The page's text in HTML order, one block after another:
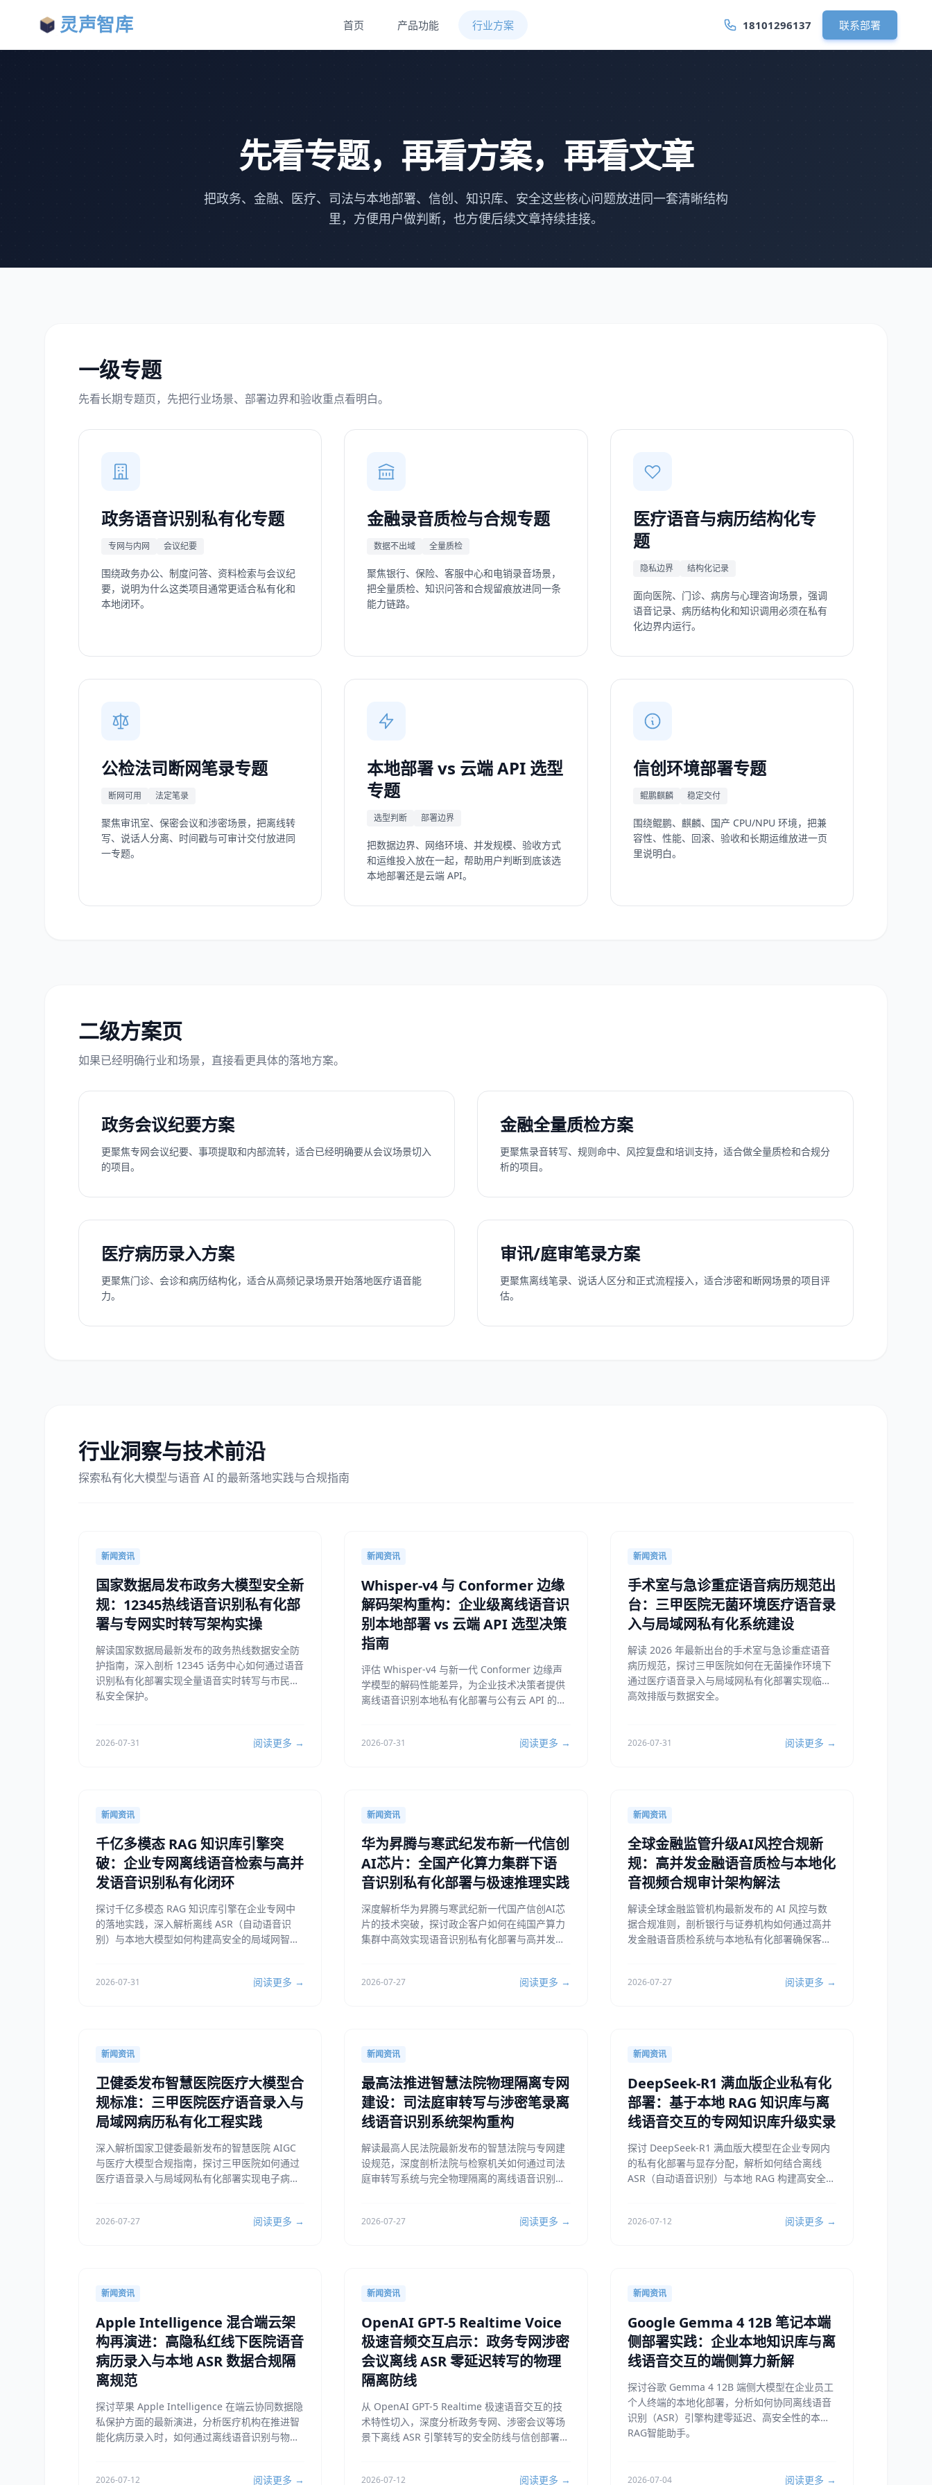
灵声智库 首页 产品功能 行业方案 18101296137 联系部署
先看专题，再看方案，再看文章
把政务、金融、医疗、司法与本地部署、信创、知识库、安全这些核心问题放进同一套清晰结构
里，方便用户做判断，也方便后续文章持续挂接。
一级专题
先看长期专题页，先把行业场景、部署边界和验收重点看明白。
政务语音识别私有化专题
专网与内网 会议纪要
围绕政务办公、制度问答、资料检索与会议纪
要，说明为什么这类项目通常更适合私有化和
本地闭环。
金融录音质检与合规专题
数据不出域 全量质检
聚焦银行、保险、客服中心和电销录音场景，
把全量质检、知识问答和合规留痕放进同一条
能力链路。
医疗语音与病历结构化专
题
隐私边界 结构化记录
面向医院、门诊、病房与心理咨询场景，强调
语音记录、病历结构化和知识调用必须在私有
化边界内运行。
公检法司断网笔录专题
断网可用 法定笔录
聚焦审讯室、保密会议和涉密场景，把离线转
写、说话人分离、时间戳与可审计交付放进同
一专题。
本地部署 vs 云端 API 选型
专题
选型判断 部署边界
把数据边界、网络环境、并发规模、验收方式
和运维投入放在一起，帮助用户判断到底该选
本地部署还是云端 API。
信创环境部署专题
鲲鹏麒麟 稳定交付
围绕鲲鹏、麒麟、国产 CPU/NPU 环境，把兼
容性、性能、回滚、验收和长期运维放进一页
里说明白。
二级方案页
如果已经明确行业和场景，直接看更具体的落地方案。
政务会议纪要方案
更聚焦专网会议纪要、事项提取和内部流转，适合已经明确要从会议场景切入
的项目。
金融全量质检方案
更聚焦录音转写、规则命中、风控复盘和培训支持，适合做全量质检和合规分
析的项目。
医疗病历录入方案
更聚焦门诊、会诊和病历结构化，适合从高频记录场景开始落地医疗语音能
力。
审讯/庭审笔录方案
更聚焦离线笔录、说话人区分和正式流程接入，适合涉密和断网场景的项目评
估。
行业洞察与技术前沿
探索私有化大模型与语音 AI 的最新落地实践与合规指南
新闻资讯
国家数据局发布政务大模型安全新
规：12345热线语音识别私有化部
署与专网实时转写架构实操
解读国家数据局最新发布的政务热线数据安全防
护指南，深入剖析 12345 话务中心如何通过语音
识别私有化部署实现全量语音实时转写与市民隐
私安全保护。
2026-07-31 阅读更多 →
新闻资讯
Whisper-v4 与 Conformer 边缘
解码架构重构：企业级离线语音识
别本地部署 vs 云端 API 选型决策
指南
评估 Whisper-v4 与新一代 Conformer 边缘声
学模型的解码性能差异，为企业技术决策者提供
离线语音识别本地私有化部署与公有云 API 的选
2026-07-31 阅读更多 →
新闻资讯
手术室与急诊重症语音病历规范出
台：三甲医院无菌环境医疗语音录
入与局域网私有化系统建设
解读 2026 年最新出台的手术室与急诊重症语音
病历规范，探讨三甲医院如何在无菌操作环境下
通过医疗语音录入与局域网私有化部署实现临床
高效排版与数据安全。
2026-07-31 阅读更多 →
新闻资讯
千亿多模态 RAG 知识库引擎突
破：企业专网离线语音检索与高并
发语音识别私有化闭环
探讨千亿多模态 RAG 知识库引擎在企业专网中
的落地实践，深入解析离线 ASR（自动语音识
别）与本地大模型如何构建高安全的局域网智能
2026-07-31 阅读更多 →
新闻资讯
华为昇腾与寒武纪发布新一代信创
AI芯片：全国产化算力集群下语
音识别私有化部署与极速推理实践
深度解析华为昇腾与寒武纪新一代国产信创AI芯
片的技术突破，探讨政企客户如何在纯国产算力
集群中高效实现语音识别私有化部署与高并发离
2026-07-27 阅读更多 →
新闻资讯
全球金融监管升级AI风控合规新
规：高并发金融语音质检与本地化
音视频合规审计架构解法
解读全球金融监管机构最新发布的 AI 风控与数
据合规准则，剖析银行与证券机构如何通过高并
发金融语音质检系统与本地私有化部署确保客户
2026-07-27 阅读更多 →
新闻资讯
卫健委发布智慧医院医疗大模型合
规标准：三甲医院医疗语音录入与
局域网病历私有化工程实践
深入解析国家卫健委最新发布的智慧医院 AIGC
与医疗大模型合规指南，探讨三甲医院如何通过
医疗语音录入与局域网私有化部署实现电子病历
2026-07-27 阅读更多 →
新闻资讯
最高法推进智慧法院物理隔离专网
建设：司法庭审转写与涉密笔录离
线语音识别系统架构重构
解读最高人民法院最新发布的智慧法院与专网建
设规范，深度剖析法院与检察机关如何通过司法
庭审转写系统与完全物理隔离的离线语音识别实
2026-07-27 阅读更多 →
新闻资讯
DeepSeek-R1 满血版企业私有化
部署：基于本地 RAG 知识库与离
线语音交互的专网知识库升级实录
探讨 DeepSeek-R1 满血版大模型在企业专网内
的私有化部署与显存分配，解析如何结合离线
ASR（自动语音识别）与本地 RAG 构建高安全性
2026-07-12 阅读更多 →
新闻资讯
Apple Intelligence 混合端云架
构再演进：高隐私红线下医院语音
病历录入与本地 ASR 数据合规隔
离规范
探讨苹果 Apple Intelligence 在端云协同数据隐
私保护方面的最新演进，分析医疗机构在推进智
能化病历录入时，如何通过离线语音识别与物理
2026-07-12 阅读更多 →
新闻资讯
OpenAI GPT-5 Realtime Voice
极速音频交互启示：政务专网涉密
会议离线 ASR 零延迟转写的物理
隔离防线
从 OpenAI GPT-5 Realtime 极速语音交互的技
术特性切入，深度分析政务专网、涉密会议等场
景下离线 ASR 引擎转写的安全防线与信创部署实
2026-07-12 阅读更多 →
新闻资讯
Google Gemma 4 12B 笔记本端
侧部署实践：企业本地知识库与离
线语音交互的端侧算力新解
探讨谷歌 Gemma 4 12B 端侧大模型在企业员工
个人终端的本地化部署，分析如何协同离线语音
识别（ASR）引擎构建零延迟、高安全性的本地
RAG智能助手。
2026-07-04 阅读更多 →